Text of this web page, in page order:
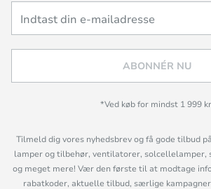
ABONNÉR NU
*Ved køb for mindst 1 999
Tilmeld dig vores nyhedsbrev og få gode tilbud
lamper og tilbehør, ventilatorer, solcellelamper,
og meget mere! Vær den første til at modtage
rabatkoder, aktuelle tilbud, særlige